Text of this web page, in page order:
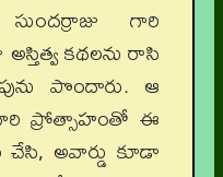
గారి
కథలను రాసి
పొందారు. ఆ
ప్రోత్సాహంతో ఈ
అవార్డు కూడా